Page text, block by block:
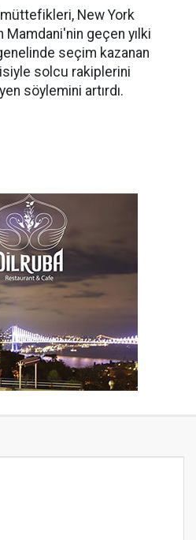
New York
Mamdani'nin geçen yılki
seçim kazanan
solcu rakiplerini
söylemini artırdı.